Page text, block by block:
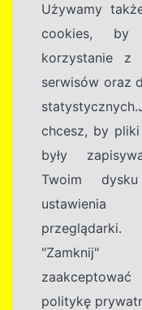
Używamy
cookies, by
korzystanie z
serwisów oraz
chcesz, by
były
Twoim
ustawienia
politykę